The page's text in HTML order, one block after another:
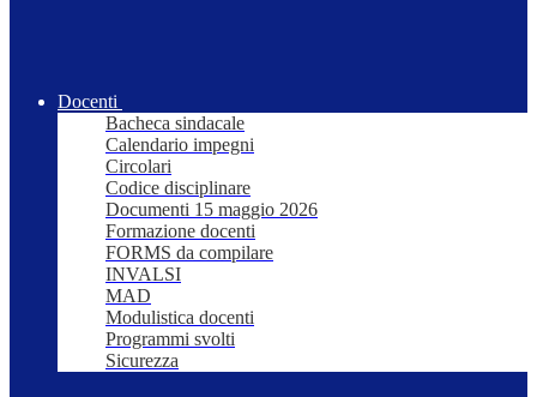
Docenti
Bacheca sindacale
Calendario impegni
Circolari
Codice disciplinare
Documenti 15 maggio 2026
Formazione docenti
FORMS da compilare
INVALSI
MAD
Modulistica docenti
Programmi svolti
Sicurezza